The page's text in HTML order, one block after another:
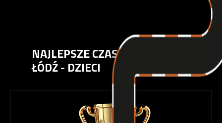
NAJLEPSZE CZASY RACING CENTER
ŁÓDŹ - DZIECI